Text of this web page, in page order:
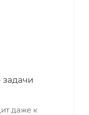
даже к